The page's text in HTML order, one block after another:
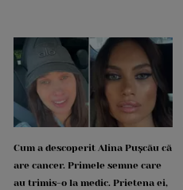
Cum a descoperit Alina Pușcău că
are cancer. Primele semne care
au trimis-o la medic. Prietena ei,